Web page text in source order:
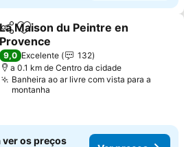
PartilharAdicionar aos favoritos
La Maison du Peintre en
Provence
Ver preços
9,0 Excelente
132
a 0.1 km de Centro da cidade
Banheira ao ar livre com vista para a
montanha
ver os preços